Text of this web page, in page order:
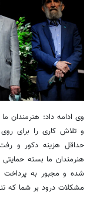
وی ادامه داد: هنرمندان
و تلاش کاری را برای
حداقل هزینه دکور و
هنرمندان ما بسته
شده و مجبور به پرداخت
مشکلات درود بر شما که